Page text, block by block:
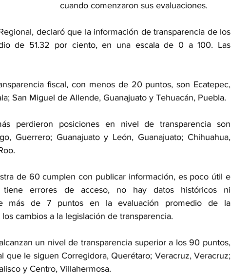
cuando comenzaron sus evaluaciones.
declaró que la información de transparencia de los
de 51.32 por ciento, en una escala de 0 a 100. Las
fiscal, con menos de 20 puntos, son Ecatepec,
San Miguel de Allende, Guanajuato y Tehuacán, Puebla.
perdieron posiciones en nivel de transparencia son
Guerrero; Guanajuato y León, Guanajuato; Chihuahua,
de 60 cumplen con publicar información, es poco útil e
tiene errores de acceso, no hay datos históricos ni
más de 7 puntos en la evaluación promedio de la
cambios a la legislación de transparencia.
un nivel de transparencia superior a los 90 puntos,
que le siguen Corregidora, Querétaro; Veracruz, Veracruz;
y Centro, Villahermosa.